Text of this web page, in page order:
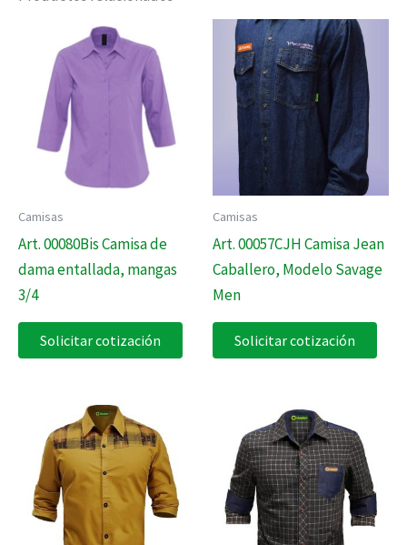
Camisas
Art. 00080Bis Camisa de
dama entallada, mangas
3/4
Solicitar cotización
Camisas
Art. 00057CJH Camisa Jean
Caballero, Modelo Savage
Men
Solicitar cotización